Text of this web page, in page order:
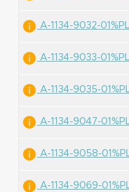
A-1134-9032-
A-1134-9033-
A-1134-9035-
A-1134-9047-
A-1134-9058-
A-1134-9069-